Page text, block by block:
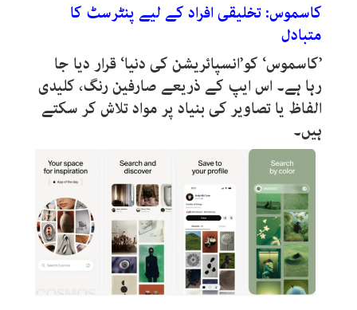
کاسموس: تخلیقی افراد کے لیے پنٹرسٹ کا
متبادل
’کاسموس‘ کو’انسپائریشن کی دنیا‘ قرار دیا جا
رہا ہے۔ اس ایپ کے ذریعے صارفین رنگ، کلیدی
الفاظ یا تصاویر کی بنیاد پر مواد تلاش کر سکتے
ہیں۔